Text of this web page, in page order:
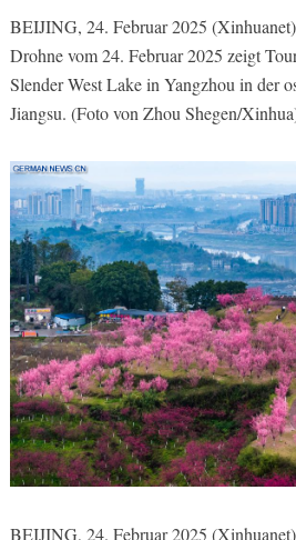
BEIJING, 24. Februar 2025
Drohne vom 24. Februar 2025 zeigt
Slender West Lake in Yangzhou in der
Jiangsu. (Foto von Zhou Shegen/
BEIJING, 24. Februar 2025